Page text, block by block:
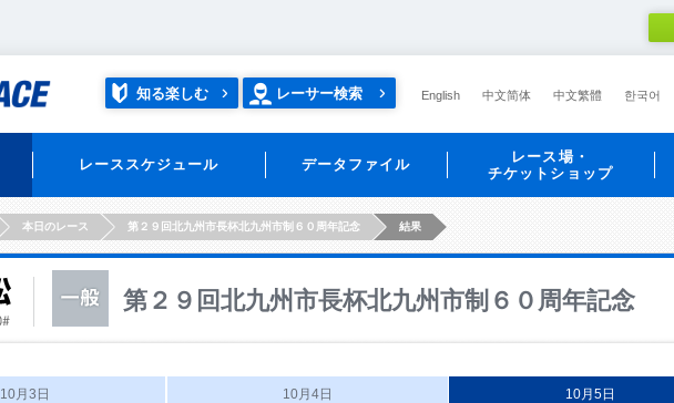
知る楽しむ レーサー検索 English 中文简体 中文繁體 한국어
レーススケジュール データファイル
レース場・
チケットショップ
本日のレース 第２９回北九州市長杯北九州市制６０周年記念 結果
第２９回北九州市長杯北九州市制６０周年記念
10月3日 10月4日 10月5日